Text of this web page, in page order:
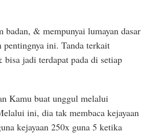
badan, & mempunyai lumayan dasar
pentingnya ini. Tanda terkait
bisa jadi terdapat pada di setiap
Kamu buat unggul melalui
ini, dia tak membaca kejayaan
kejayaan 250x guna 5 ketika